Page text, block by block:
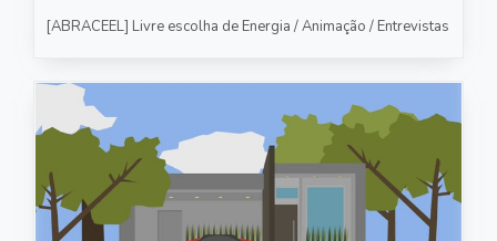
[ABRACEEL] Livre escolha de Energia / Animação / Entrevistas